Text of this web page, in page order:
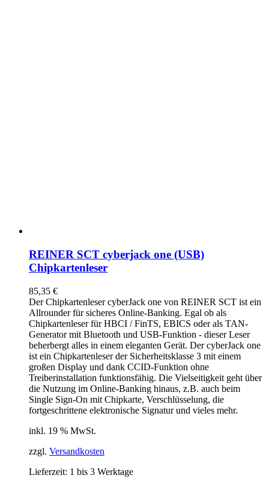
REINER SCT cyberjack one (USB)
Chipkartenleser
85,35 €
Der Chipkartenleser cyberJack one von REINER SCT ist ein
Allrounder für sicheres Online-Banking. Egal ob als
Chipkartenleser für HBCI / FinTS, EBICS oder als TAN-
Generator mit Bluetooth und USB-Funktion - dieser Leser
beherbergt alles in einem eleganten Gerät. Der cyberJack one
ist ein Chipkartenleser der Sicherheitsklasse 3 mit einem
großen Display und dank CCID-Funktion ohne
Treiberinstallation funktionsfähig. Die Vielseitigkeit geht über
die Nutzung im Online-Banking hinaus, z.B. auch beim
Single Sign-On mit Chipkarte, Verschlüsselung, die
fortgeschrittene elektronische Signatur und vieles mehr.
inkl. 19 % MwSt.
zzgl. Versandkosten
Lieferzeit: 1 bis 3 Werktage